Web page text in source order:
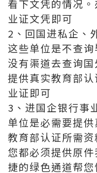
看下文凭的情况
业证文凭即可
2、回国进私企、
这些单位是不查
没有渠道去查询
提供真实教育部
业证即可
3、进国企银行事
单位是必需要提
教育部认证所需
您都必须提供原
捷的绿色通道帮